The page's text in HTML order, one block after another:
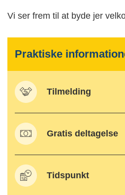
Vi ser frem til at byde jer
Praktiske
Tilmelding
Gratis deltagelse
Tidspunkt